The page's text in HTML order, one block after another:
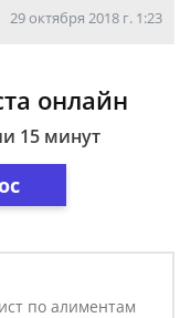
29 октября 2018 г. 1:23
онлайн
15 минут
по алиментам